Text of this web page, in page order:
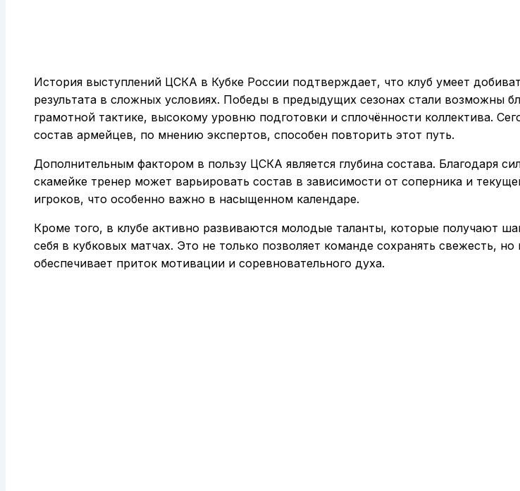
История выступлений ЦСКА в Кубке России подтверждает, что клуб умеет
результата в сложных условиях. Победы в предыдущих сезонах стали возможны
грамотной тактике, высокому уровню подготовки и сплочённости коллектива.
состав армейцев, по мнению экспертов, способен повторить этот путь.
Дополнительным фактором в пользу ЦСКА является глубина состава. Благодаря
скамейке тренер может варьировать состав в зависимости от соперника и
игроков, что особенно важно в насыщенном календаре.
Кроме того, в клубе активно развиваются молодые таланты, которые получают
себя в кубковых матчах. Это не только позволяет команде сохранять свежесть, но
обеспечивает приток мотивации и соревновательного духа.